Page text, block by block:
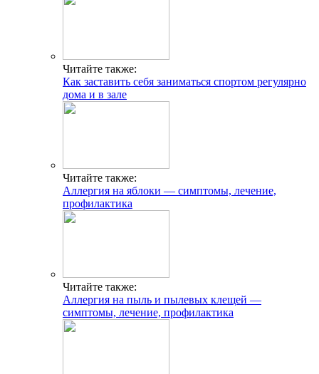
Читайте также:
Как заставить себя заниматься спортом регулярно
дома и в зале
Читайте также:
Аллергия на яблоки — симптомы, лечение,
профилактика
Читайте также:
Аллергия на пыль и пылевых клещей —
симптомы, лечение, профилактика